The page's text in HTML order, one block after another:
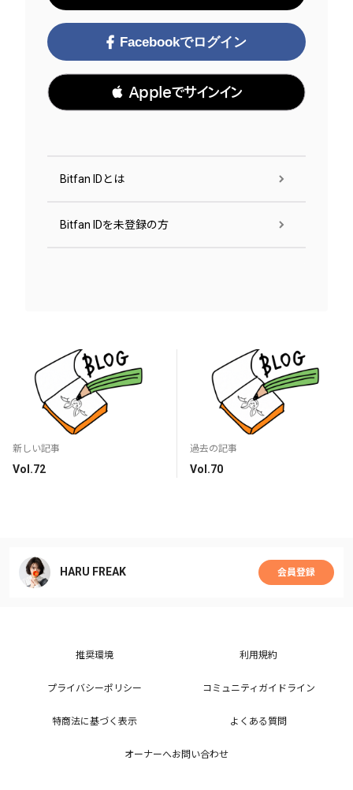
Facebookでログイン
 Appleでサインイン
Bitfan IDとは
Bitfan IDを未登録の方
新しい記事
Vol.72
過去の記事
Vol.70
HARU FREAK 会員登録
推奨環境 利用規約
プライバシーポリシー コミュニティガイドライン
特商法に基づく表示 よくある質問
オーナーへお問い合わせ